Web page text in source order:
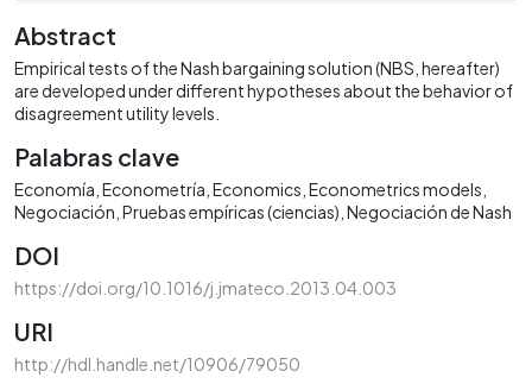
Abstract
Empirical tests of the Nash bargaining solution (NBS, hereafter)
are developed under different hypotheses about the behavior of
disagreement utility levels.
Palabras clave
Economía Econometría Economics Econometrics models
Negociación Pruebas empíricas (ciencias) Negociación de Nash
DOI
https://doi.org/10.1016/j.jmateco.2013.04.003
URI
http://hdl.handle.net/10906/79050